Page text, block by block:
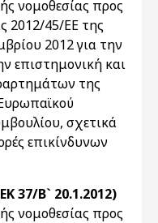
νομοθεσίας προς
2012/45/ΕΕ της
2012 για την
επιστημονική και
της
σχετικά
επικίνδυνων
37/Β` 20.1.2012)
νομοθεσίας προς